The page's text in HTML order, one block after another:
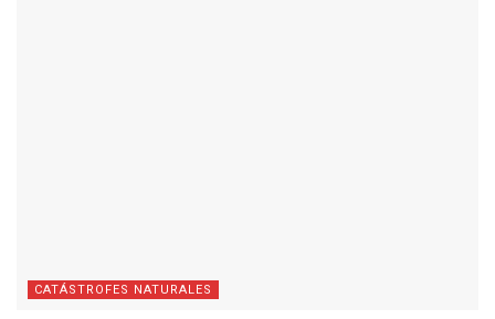
CATÁSTROFES NATURALES